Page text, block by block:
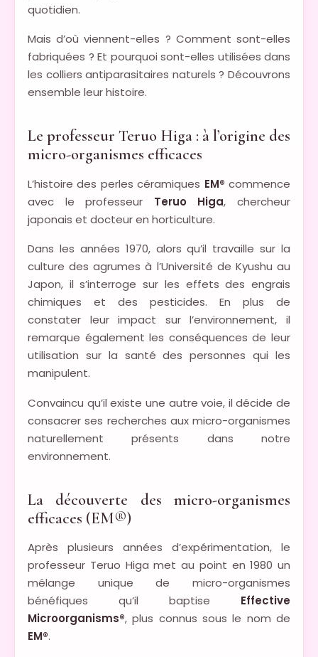
quotidien.
Mais d’où viennent-elles ? Comment sont-elles
fabriquées ? Et pourquoi sont-elles utilisées dans
les colliers antiparasitaires naturels ? Découvrons
ensemble leur histoire.
Le professeur Teruo Higa : à l’origine des
micro-organismes efficaces
L’histoire des perles céramiques EM® commence
avec le professeur Teruo Higa, chercheur
japonais et docteur en horticulture.
Dans les années 1970, alors qu’il travaille sur la
culture des agrumes à l’Université de Kyushu au
Japon, il s’interroge sur les effets des engrais
chimiques et des pesticides. En plus de
constater leur impact sur l’environnement, il
remarque également les conséquences de leur
utilisation sur la santé des personnes qui les
manipulent.
Convaincu qu’il existe une autre voie, il décide de
consacrer ses recherches aux micro-organismes
naturellement présents dans notre
environnement.
La découverte des micro-organismes
efficaces (EM®)
Après plusieurs années d’expérimentation, le
professeur Teruo Higa met au point en 1980 un
mélange unique de micro-organismes
bénéfiques qu’il baptise Effective
Microorganisms®, plus connus sous le nom de
EM®.